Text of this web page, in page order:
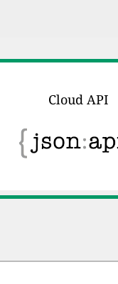
Cloud API